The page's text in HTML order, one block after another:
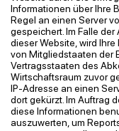
Informationen über Ihre
Regel an einen Server
gespeichert. Im Falle
dieser Website, wird
von Mitgliedstaaten der
Vertragsstaaten des
Wirtschaftsraum zuvor
IP-Adresse an einen
dort gekürzt. Im Auftrag
diese Informationen
auszuwerten, um